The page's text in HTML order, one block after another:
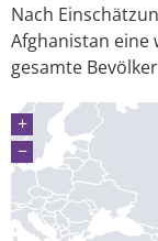
Nach
Afghanistan
gesamte
+
−